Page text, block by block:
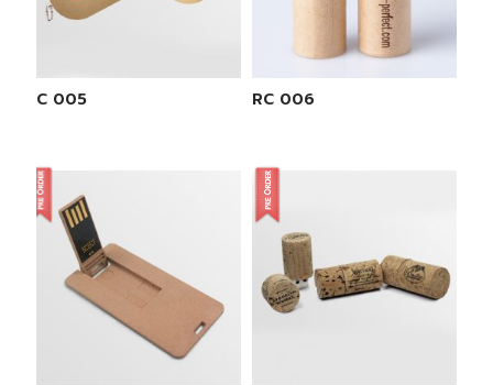
RC 005 RC 006